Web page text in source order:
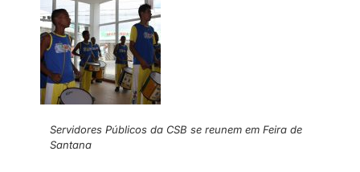
Servidores Públicos da CSB se reunem em Feira de
Santana